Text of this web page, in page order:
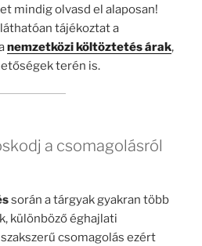
mindig olvasd el alaposan!
tájékoztat a
nemzetközi költöztetés árak,
terén is.
a csomagolásról
során a tárgyak gyakran több
különböző éghajlati
csomagolás ezért